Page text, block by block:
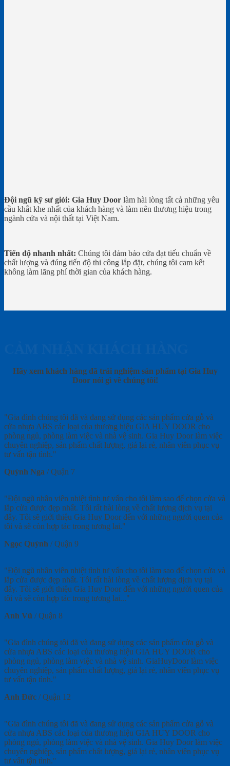
Đội ngũ kỹ sư giỏi: Gia Huy Door làm hài lòng tất cả những yêu
cầu khắt khe nhất của khách hàng và làm nên thương hiệu trong
ngành cửa và nội thất tại Việt Nam.
Tiến độ nhanh nhất: Chúng tôi đảm bảo cửa đạt tiếu chuẩn về
chất lượng và đúng tiến độ thi công lắp đặt, chúng tôi cam kết
không làm lãng phí thời gian của khách hàng.
Hãy xem khách hàng đã trải nghiệm sản phẩm tại Gia Huy
Door nói gì về chúng tôi!
"Gia đình chúng tôi đã và đang sử dụng các sản phẩm cửa gỗ và
cửa nhựa ABS các loại của thương hiệu GIA HUY DOOR cho
phòng ngủ, phòng làm việc và nhà vệ sinh. Gia Huy Door làm việc
chuyên nghiệp, sản phẩm chất lượng, giá lại rẻ, nhân viên phục vụ
tư vấn tận tình."
Quỳnh Nga /Quận 7
"Đội ngũ nhân viên nhiệt tình tư vấn cho tôi làm sao để chọn cửa và
lắp cửa được đẹp nhất. Tôi rất hài lòng về chất lượng dịch vụ tại
đây. Tôi sẽ giới thiệu Gia Huy Door đến với những người quen của
tôi và sẽ còn hợp tác trong tương lai."
Ngọc Quỳnh /Quận 9
"Đội ngũ nhân viên nhiệt tình tư vấn cho tôi làm sao để chọn cửa và
lắp cửa được đẹp nhất. Tôi rất hài lòng về chất lượng dịch vụ tại
đây. Tôi sẽ giới thiệu Gia Huy Door đến với những người quen của
tôi và sẽ còn hợp tác trong tương lai..."
Anh Vũ /Quận 8
"Gia đình chúng tôi đã và đang sử dụng các sản phẩm cửa gỗ và
cửa nhựa ABS các loại của thương hiệu GIA HUY DOOR cho
phòng ngủ, phòng làm việc và nhà vệ sinh. GiaHuyDoor làm việc
chuyên nghiệp, sản phẩm chất lượng, giá lại rẻ, nhân viên phục vụ
tư vấn tận tình."
Anh Đức /Quận 12
"Gia đình chúng tôi đã và đang sử dụng các sản phẩm cửa gỗ và
cửa nhựa ABS các loại của thương hiệu GIA HUY DOOR cho
phòng ngủ, phòng làm việc và nhà vệ sinh. Gia Huy Door làm việc
chuyên nghiệp, sản phẩm chất lượng, giá lại rẻ, nhân viên phục vụ
tư vấn tận tình."